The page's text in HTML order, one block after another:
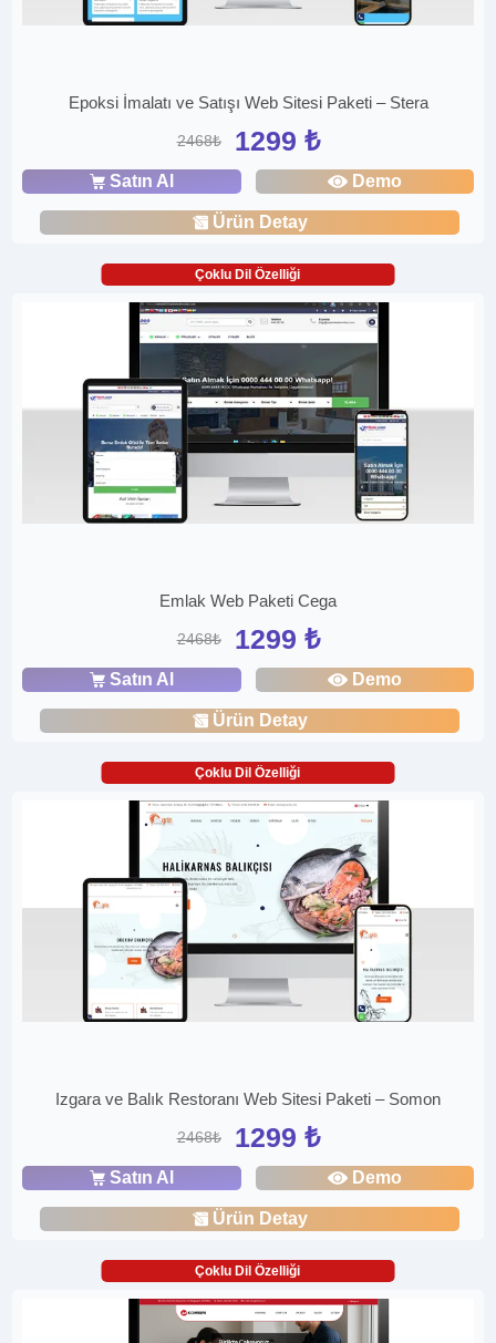
Epoksi İmalatı ve Satışı Web Sitesi Paketi – Stera
2468₺ 1299 ₺
Satın Al Demo
Ürün Detay
Çoklu Dil Özelliği
Emlak Web Paketi Cega
2468₺ 1299 ₺
Satın Al Demo
Ürün Detay
Çoklu Dil Özelliği
Izgara ve Balık Restoranı Web Sitesi Paketi – Somon
2468₺ 1299 ₺
Satın Al Demo
Ürün Detay
Çoklu Dil Özelliği